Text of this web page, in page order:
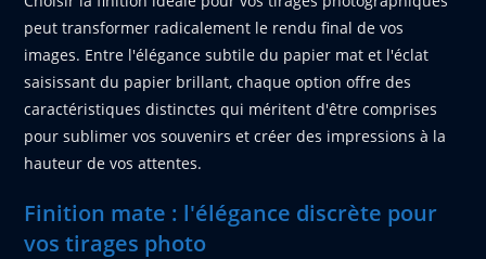
peut transformer radicalement le rendu final de vos
images. Entre l'élégance subtile du papier mat et l'éclat
saisissant du papier brillant, chaque option offre des
caractéristiques distinctes qui méritent d'être comprises
pour sublimer vos souvenirs et créer des impressions à la
hauteur de vos attentes.
Finition mate : l'élégance discrète pour
vos tirages photo